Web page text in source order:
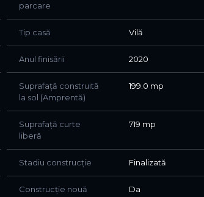
si dezumidificare
parcare
Tip casă Vilă
Anul finisării 2020
Suprafață construită
la sol (Amprentă)
199.0 mp
Suprafață curte
liberă
719 mp
Stadiu construcție Finalizată
Construcție nouă Da